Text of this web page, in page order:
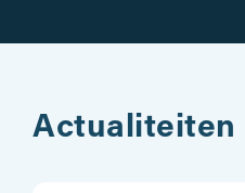
Actualiteiten